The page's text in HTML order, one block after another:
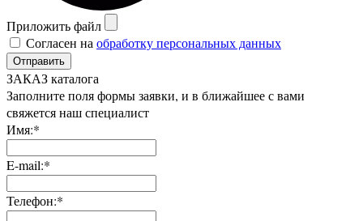
Приложить файл
Согласен на обработку персональных данных
Отправить
ЗАКАЗ каталога
Заполните поля формы заявки, и в ближайшее с вами
свяжется наш специалист
Имя:*
E-mail:*
Телефон:*